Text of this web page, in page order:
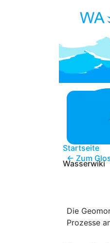
Startseite
Wasserwiki
← Zum
Die
Prozesse